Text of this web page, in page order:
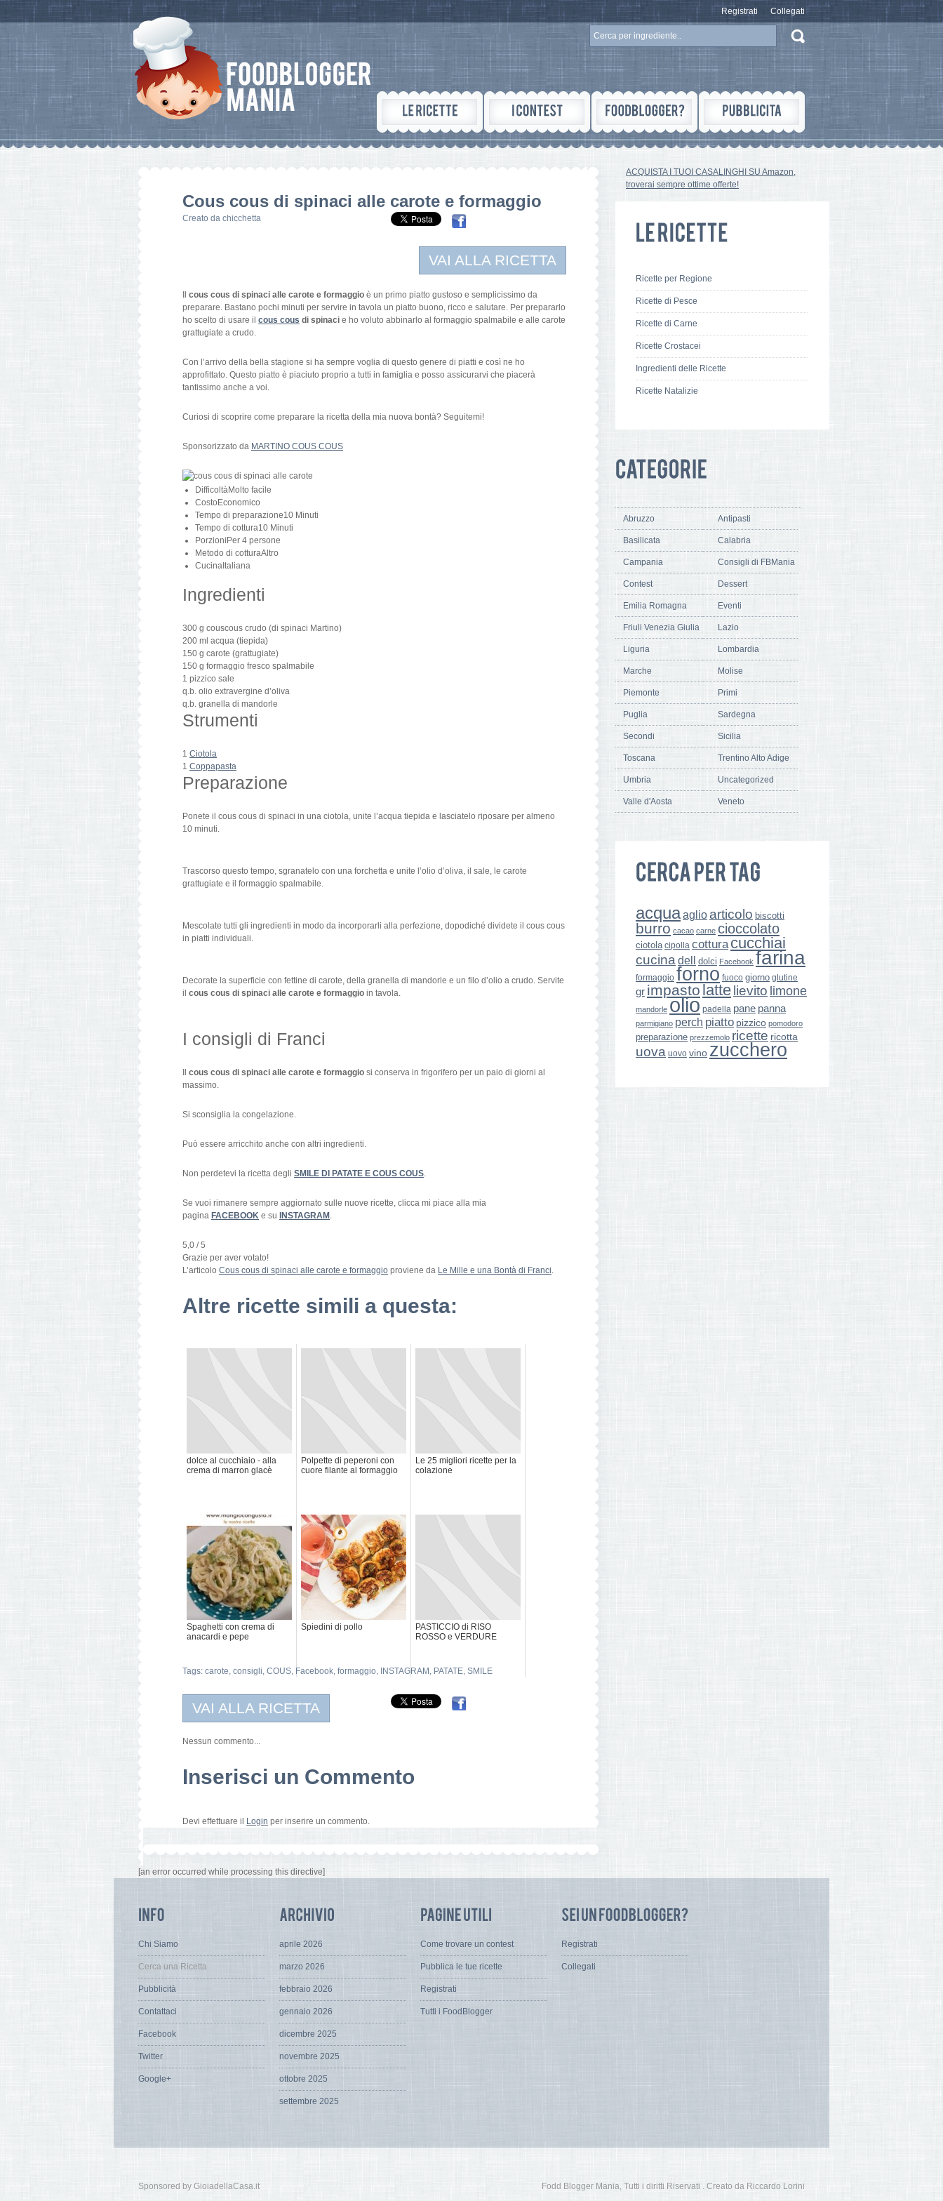
Registrati Collegati
Cous cous di spinaci alle carote e formaggio
Creato da chicchetta
VAI ALLA RICETTA
cous cous di spinaci alle carote e formaggio è un primo piatto gustoso e semplicissimo da
preparare. Bastano pochi minuti per servire in tavola un piatto buono, ricco e salutare. Per prepararlo
ho scelto di usare il cous cous di spinaci e ho voluto abbinarlo al formaggio spalmabile e alle carote
grattugiate a crudo.
Con l’arrivo della bella stagione si ha sempre voglia di questo genere di piatti e così ne ho
approfittato. Questo piatto è piaciuto proprio a tutti in famiglia e posso assicurarvi che piacerà
tantissimo anche a voi.
Curiosi di scoprire come preparare la ricetta della mia nuova bontà? Seguitemi!
Sponsorizzato da MARTINO COUS COUS
DifficoltàMolto facile
Costo Economico
Tempo di preparazione10 Minuti
Tempo di cottura10 Minuti
Porzioni Per 4 persone
Metodo di cotturaAltro
Cucina Italiana
Ingredienti
300 g couscous crudo (di spinaci Martino)
200 ml acqua (tiepida)
150 g carote (grattugiate)
150 g formaggio fresco spalmabile
1 pizzico sale
q.b. olio extravergine d’oliva
q.b. granella di mandorle
Strumenti
1 Ciotola
1 Coppapasta
Preparazione
Ponete il cous cous di spinaci in una ciotola, unite l’acqua tiepida e lasciatelo riposare per almeno
10 minuti.
Trascorso questo tempo, sgranatelo con una forchetta e unite l’olio d’oliva, il sale, le carote
grattugiate e il formaggio spalmabile.
Mescolate tutti gli ingredienti in modo da incorporarli alla perfezione, dopodiché dividete il cous cous
in piatti individuali.
Decorate la superficie con fettine di carote, della granella di mandorle e un filo d’olio a crudo. Servite
il cous cous di spinaci alle carote e formaggio in tavola.
I consigli di Franci
cous cous di spinaci alle carote e formaggio si conserva in frigorifero per un paio di giorni al
massimo.
Si sconsiglia la congelazione.
Può essere arricchito anche con altri ingredienti.
Non perdetevi la ricetta degli SMILE DI PATATE E COUS COUS.
Se vuoi rimanere sempre aggiornato sulle nuove ricette, clicca mi piace alla mia
pagina FACEBOOK e su INSTAGRAM .
5,0 / 5
Grazie per aver votato!
L’articolo Cous cous di spinaci alle carote e formaggio proviene da Le Mille e una Bontà di Franci.
Altre ricette simili a questa:
dolce al cucchiaio - alla
crema di marron glacè
Polpette di peperoni con
cuore filante al formaggio
Le 25 migliori ricette per la
colazione
Spaghetti con crema di
anacardi e pepe
Spiedini di pollo
PASTICCIO di RISO
ROSSO e VERDURE
Tags: carote, consigli, COUS, Facebook, formaggio, INSTAGRAM , PATATE, SMILE
VAI ALLA RICETTA
Nessun commento...
Inserisci un Commento
Devi effettuare il Login per inserire un commento.
[an error occurred while processing this directive]
ACQUISTA I TUOI CASALINGHI SU Amazon,
troverai sempre ottime offerte!
Ricette per Regione
Ricette di Pesce
Ricette di Carne
Ricette Crostacei
Ingredienti delle Ricette
Ricette Natalizie
Abruzzo Antipasti
Basilicata Calabria
Campania Consigli di FBMania
Contest Dessert
Emilia Romagna Eventi
Friuli Venezia Giulia Lazio
Liguria Lombardia
Marche Molise
Piemonte Primi
Puglia Sardegna
Secondi Sicilia
Toscana Trentino Alto Adige
Umbria Uncategorized
Valle d'Aosta Veneto
acquaaglio articolo biscotti
burro cacao carne cioccolato
ciotola cipolla cottura cucchiai
cucina dell dolci Facebook farina
formaggio forno fuoco giorno glutine
gr impasto latte lievito limone
mandorle olio padella pane panna
parmigiano perch piatto pizzico pomodoro
preparazione prezzemolo ricette ricotta
uova uovo vino zucchero
Chi Siamo
Cerca una Ricetta
Pubblicità
Contattaci
Facebook
Twitter
Google+
aprile 2026
marzo 2026
febbraio 2026
gennaio 2026
dicembre 2025
novembre 2025
ottobre 2025
settembre 2025
Come trovare un contest
Pubblica le tue ricette
Registrati
Tutti i FoodBlogger
Registrati
Collegati
Fodd Blogger Mania, Tutti i diritti Riservati . Creato da Riccardo Lorini
Sponsored by GioiadellaCasa.it